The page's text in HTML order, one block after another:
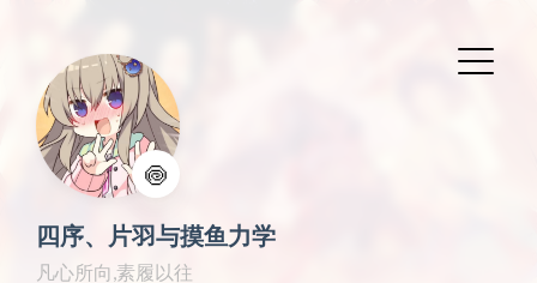
🍥
四序、片羽与摸鱼力学
凡心所向,素履以往